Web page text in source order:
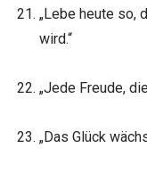
„Lebe heute so,
wird.“
„Jede Freude,
„Das Glück